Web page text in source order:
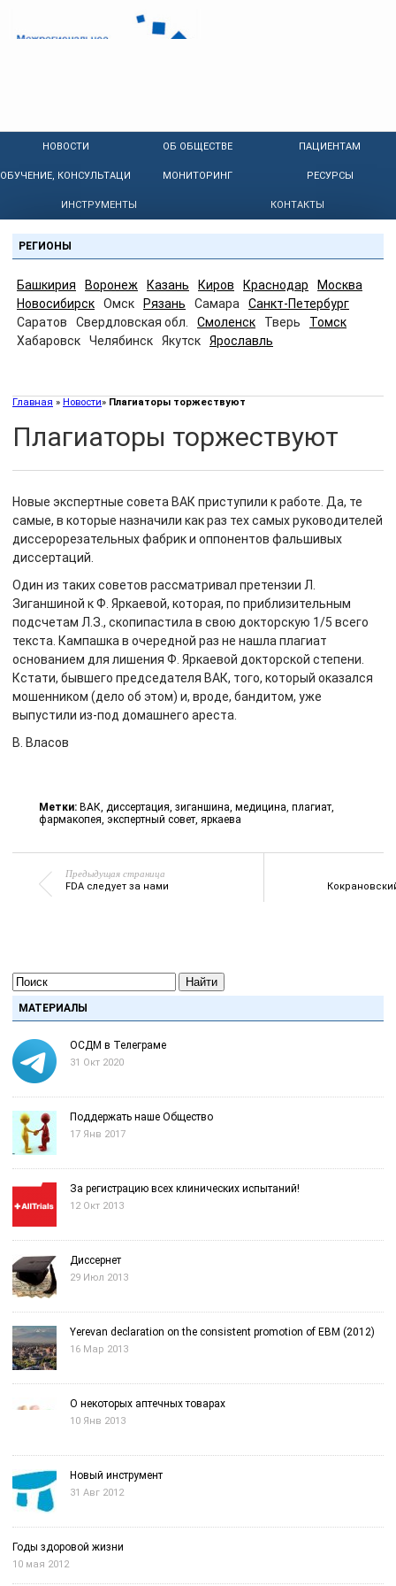
НОВОСТИ ОБ ОБЩЕСТВЕ ПАЦИЕНТАМ
ОБУЧЕНИЕ, КОНСУЛЬТАЦИИ МОНИТОРИНГ РЕСУРСЫ
ИНСТРУМЕНТЫ КОНТАКТЫ
РЕГИОНЫ
Башкирия Воронеж Казань Киров Краснодар
Москва
Новосибирск
Омск Рязань Самара
Санкт-Петербург
Саратов
Свердловская обл. Смоленск Тверь
Томск
Хабаровск
Челябинск Якутск Ярославль
Главная » Новости» Плагиаторы торжествуют
Плагиаторы торжествуют
Новые экспертные совета ВАК приступили к работе. Да, те
самые, в которые назначили как раз тех самых руководителей
диссерорезательных фабрик и оппонентов фальшивых
диссертаций.
Один из таких советов рассматривал претензии Л.
Зиганшиной к Ф. Яркаевой, которая, по приблизительным
подсчетам Л.З., скопипастила в свою докторскую 1/5 всего
текста. Кампашка в очередной раз не нашла плагиат
основанием для лишения Ф. Яркаевой докторской степени.
Кстати, бывшего председателя ВАК, того, который оказался
мошенником (дело об этом) и, вроде, бандитом, уже
выпустили из-под домашнего ареста.
В. Власов
Метки: ВАК, диссертация, зиганшина, медицина, плагиат,
фармакопея, экспертный совет, яркаева
Предыдущая страница
FDA следует за нами
Найти
МАТЕРИАЛЫ
ОСДМ в Телеграме
31 Окт 2020
Поддержать наше Общество
17 Янв 2017
За регистрацию всех клинических испытаний!
12 Окт 2013
Диссернет
29 Июл 2013
Yerevan declaration on the consistent promotion of EBM (2012)
16 Мар 2013
О некоторых аптечных товарах
10 Янв 2013
Новый инструмент
31 Авг 2012
Годы здоровой жизни
10 мая 2012